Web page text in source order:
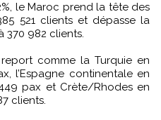
le Maroc prend la tête des
521 clients et dépasse la
370 982 clients.
comme la Turquie en
l’Espagne continentale en
pax et Crète/Rhodes en
clients.